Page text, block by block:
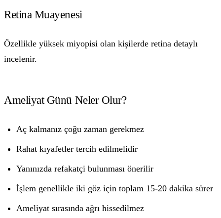
Retina Muayenesi
Özellikle yüksek miyopisi olan kişilerde retina detaylı
incelenir.
Ameliyat Günü Neler Olur?
Aç kalmanız çoğu zaman gerekmez
Rahat kıyafetler tercih edilmelidir
Yanınızda refakatçi bulunması önerilir
İşlem genellikle iki göz için toplam 15-20 dakika sürer
Ameliyat sırasında ağrı hissedilmez